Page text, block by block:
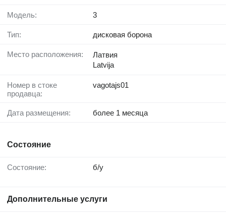
Модель: 3
Тип: дисковая борона
Место расположения:
Латвия
Latvija
Номер в стоке
продавца:
vagotajs01
Дата размещения: более 1 месяца
Состояние
Состояние: б/у
Дополнительные услуги